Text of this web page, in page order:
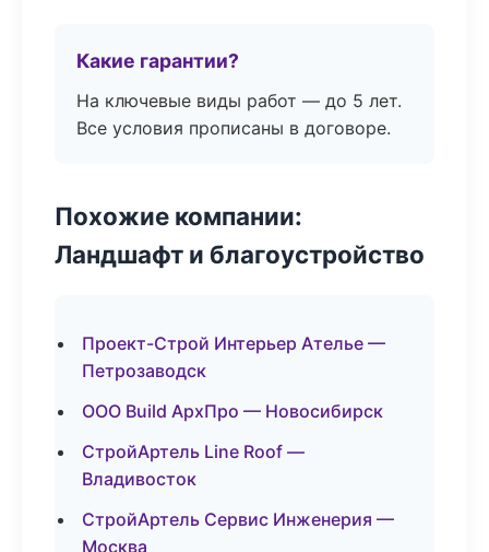
Какие гарантии?
На ключевые виды работ — до 5 лет.
Все условия прописаны в договоре.
Похожие компании:
Ландшафт и благоустройство
Проект-Строй Интерьер Ателье —
Петрозаводск
ООО Build АрхПро — Новосибирск
СтройАртель Line Roof —
Владивосток
СтройАртель Сервис Инженерия —
Москва